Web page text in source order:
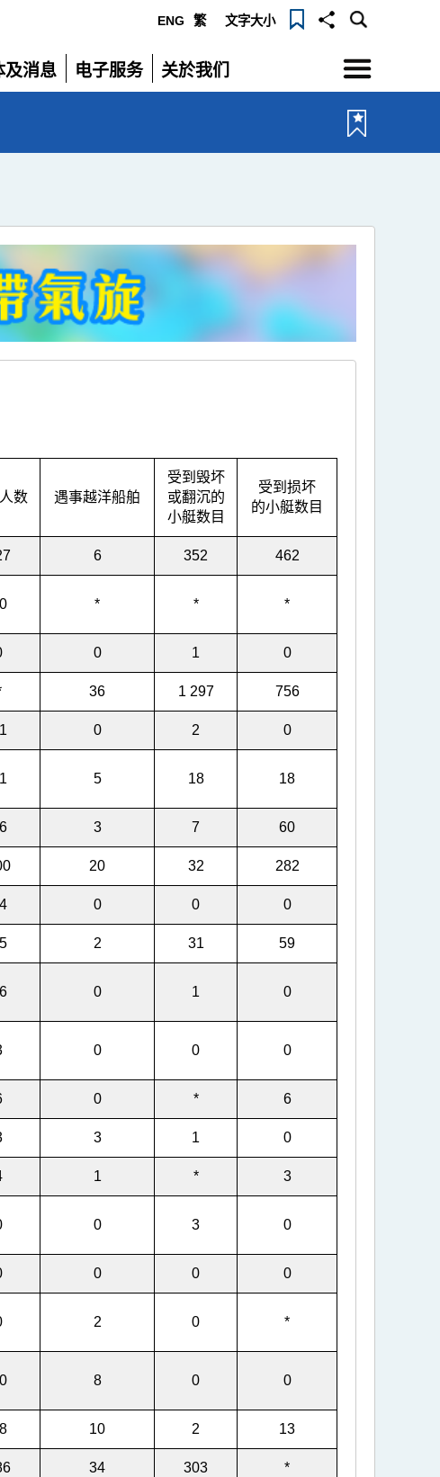
ENG 繁 文字大小
及消息
电子服务
展
关於我们
展
选
单
数 遇事越洋船舶
受到毁坏
或翻沉的
小艇数目
受到损坏
的小艇数目
6 352 462
* * *
0 1 0
36 1 297 756
0 2 0
5 18 18
3 7 60
20 32 282
0 0 0
2 31 59
0 1 0
0 0 0
0 * 6
3 1 0
1 * 3
0 3 0
0 0 0
2 0 *
8 0 0
10 2 13
34 303 *